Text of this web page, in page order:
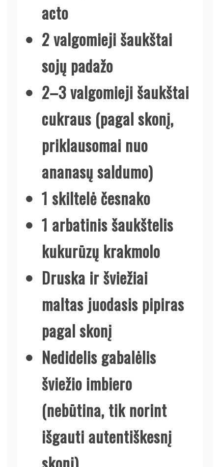
acto
2 valgomieji šaukštai
sojų padažo
2–3 valgomieji šaukštai
cukraus (pagal skonį,
priklausomai nuo
ananasų saldumo)
1 skiltelė česnako
1 arbatinis šaukštelis
kukurūzų krakmolo
Druska ir šviežiai
maltas juodasis pipiras
pagal skonį
Nedidelis gabalėlis
šviežio imbiero
(nebūtina, tik norint
išgauti autentiškesnį